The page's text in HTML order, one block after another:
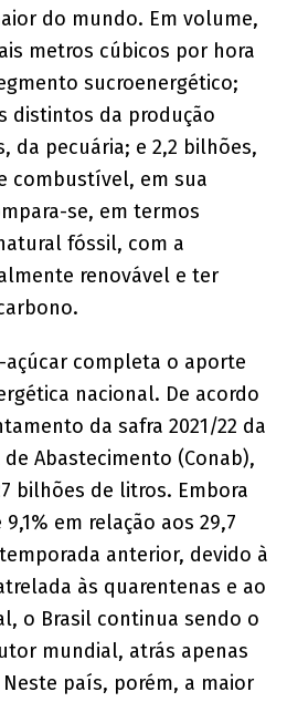
do mundo. Em volume,
metros cúbicos por hora
sucroenergético;
distintos da produção
da pecuária; e 2,2 bilhões,
combustível, em sua
se, em termos
fóssil, com a
renovável e ter
completa o aporte
nacional. De acordo
da safra 2021/22 da
Abastecimento (Conab),
bilhões de litros. Embora
em relação aos 29,7
anterior, devido à
às quarentenas e ao
o Brasil continua sendo o
mundial, atrás apenas
país, porém, a maior